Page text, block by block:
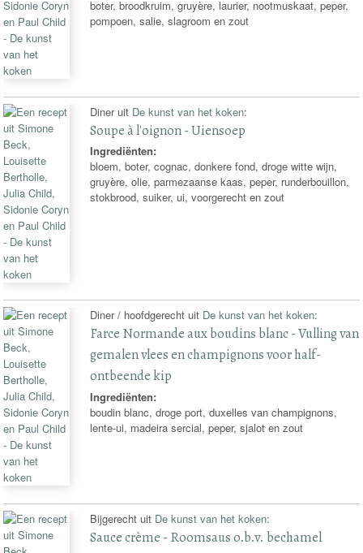
boter, broodkruim, gruyère, laurier, nootmuskaat, peper,
pompoen, salie, slagroom en zout
Diner uit De kunst van het koken:
Soupe à l'oignon - Uiensoep
Ingrediënten:
bloem, boter, cognac, donkere fond, droge witte wijn,
gruyère, olie, parmezaanse kaas, peper, runderbouillon,
stokbrood, suiker, ui, voorgerecht en zout
Diner / hoofdgerecht uit De kunst van het koken:
Farce Normande aux boudins blanc - Vulling van
gemalen vlees en champignons voor half-
ontbeende kip
Ingrediënten:
boudin blanc, droge port, duxelles van champignons,
lente-ui, madeira sercial, peper, sjalot en zout
Bijgerecht uit De kunst van het koken:
Sauce crème - Roomsaus o.b.v. bechamel